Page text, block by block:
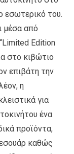
εσωτερικό του.
μέσα από
Edition
στο κιβώτιο
επιβάτη την
η
για
ένα
προϊόντα,
καθώς